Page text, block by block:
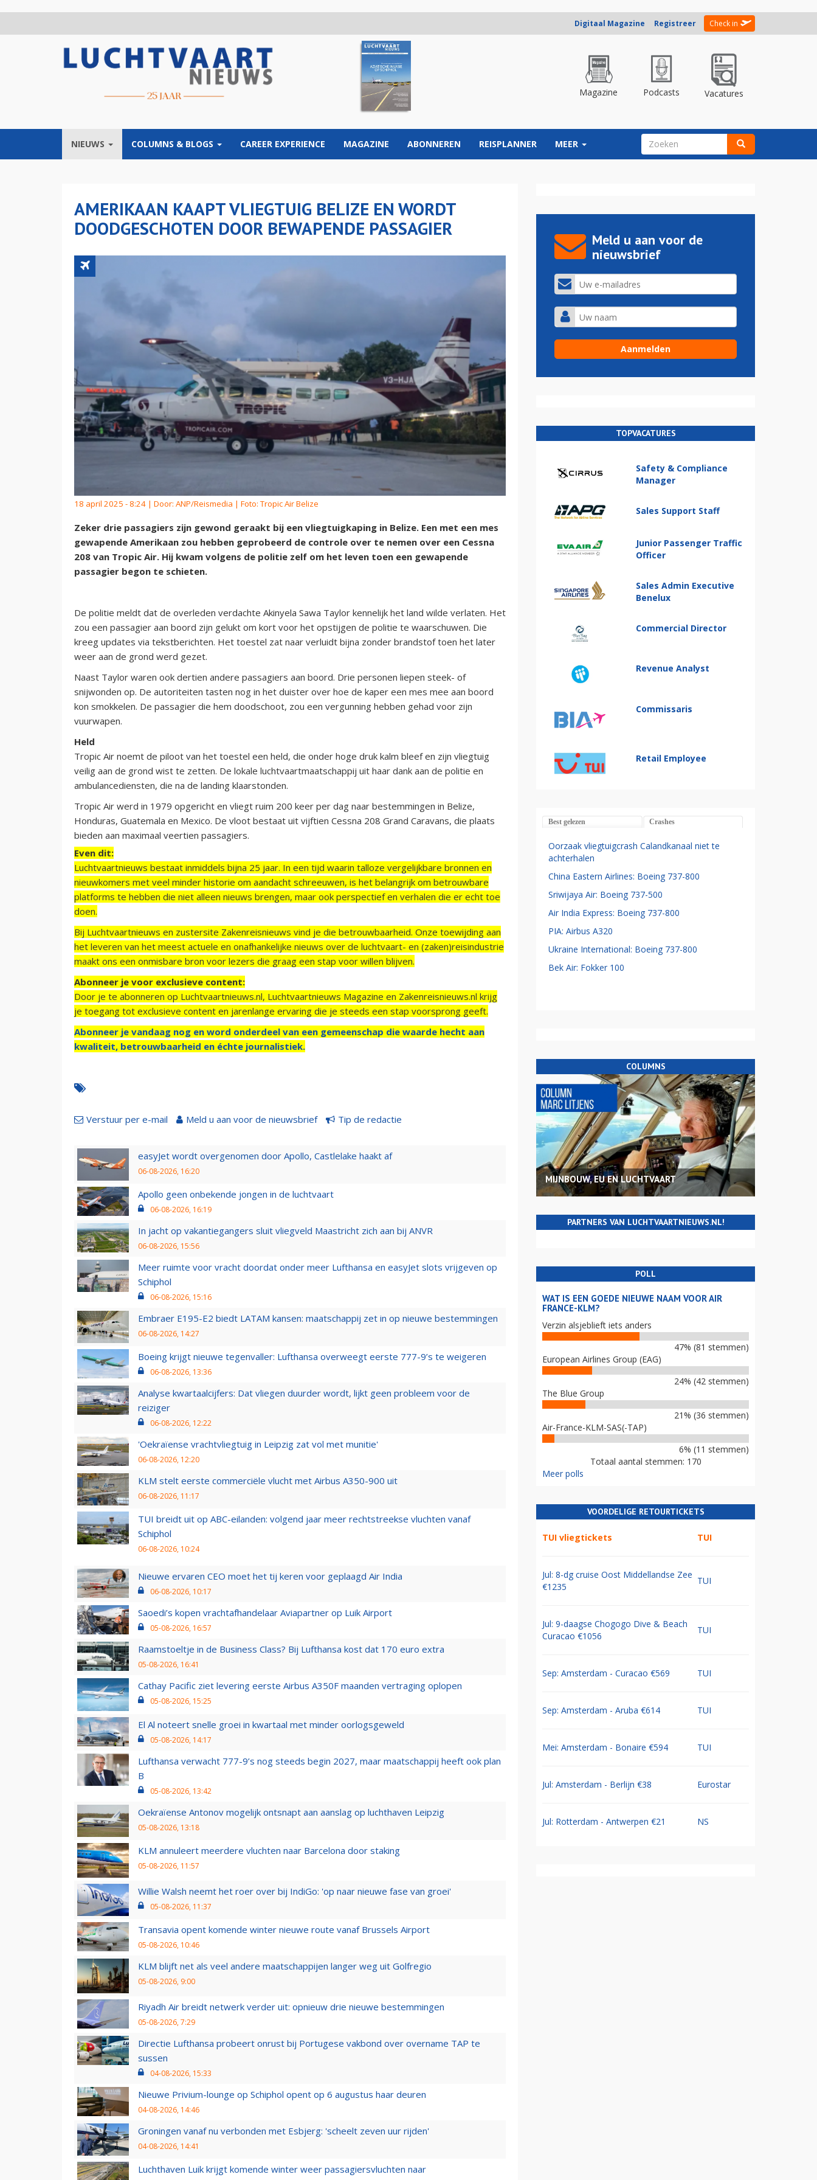
Digitaal Magazine Registreer Check in
Magazine Podcasts Vacatures
NIEUWS COLUMNS & BLOGS CAREER EXPERIENCE MAGAZINE ABONNEREN REISPLANNER MEER ZOEKVELD
AMERIKAAN KAAPT VLIEGTUIG BELIZE EN WORDT
DOODGESCHOTEN DOOR BEWAPENDE PASSAGIER
18 april 2025 - 8:24 | Door: ANP/Reismedia | Foto: Tropic Air Belize
Zeker drie passagiers zijn gewond geraakt bij een vliegtuigkaping in Belize. Een met een mes
gewapende Amerikaan zou hebben geprobeerd de controle over te nemen over een Cessna
208 van Tropic Air. Hij kwam volgens de politie zelf om het leven toen een gewapende
passagier begon te schieten.
De politie meldt dat de overleden verdachte Akinyela Sawa Taylor kennelijk het land wilde verlaten. Het
zou een passagier aan boord zijn gelukt om kort voor het opstijgen de politie te waarschuwen. Die
kreeg updates via tekstberichten. Het toestel zat naar verluidt bijna zonder brandstof toen het later
weer aan de grond werd gezet.
Naast Taylor waren ook dertien andere passagiers aan boord. Drie personen liepen steek- of
snijwonden op. De autoriteiten tasten nog in het duister over hoe de kaper een mes mee aan boord
kon smokkelen. De passagier die hem doodschoot, zou een vergunning hebben gehad voor zijn
vuurwapen.
Held
Tropic Air noemt de piloot van het toestel een held, die onder hoge druk kalm bleef en zijn vliegtuig
veilig aan de grond wist te zetten. De lokale luchtvaartmaatschappij uit haar dank aan de politie en
ambulancediensten, die na de landing klaarstonden.
Tropic Air werd in 1979 opgericht en vliegt ruim 200 keer per dag naar bestemmingen in Belize,
Honduras, Guatemala en Mexico. De vloot bestaat uit vijftien Cessna 208 Grand Caravans, die plaats
bieden aan maximaal veertien passagiers.
Even dit:
Luchtvaartnieuws bestaat inmiddels bijna 25 jaar. In een tijd waarin talloze vergelijkbare bronnen en
nieuwkomers met veel minder historie om aandacht schreeuwen, is het belangrijk om betrouwbare
platforms te hebben die niet alleen nieuws brengen, maar ook perspectief en verhalen die er echt toe
doen.
Bij Luchtvaartnieuws en zustersite Zakenreisnieuws vind je die betrouwbaarheid. Onze toewijding aan
het leveren van het meest actuele en onafhankelijke nieuws over de luchtvaart- en (zaken)reisindustrie
maakt ons een onmisbare bron voor lezers die graag een stap voor willen blijven.
Abonneer je voor exclusieve content:
Door je te abonneren op Luchtvaartnieuws.nl, Luchtvaartnieuws Magazine en Zakenreisnieuws.nl krijg
je toegang tot exclusieve content en jarenlange ervaring die je steeds een stap voorsprong geeft.
Abonneer je vandaag nog en word onderdeel van een gemeenschap die waarde hecht aan
kwaliteit, betrouwbaarheid en échte journalistiek.
Verstuur per e-mail Meld u aan voor de nieuwsbrief Tip de redactie
easyJet wordt overgenomen door Apollo, Castlelake haakt af
06-08-2026, 16:20
Apollo geen onbekende jongen in de luchtvaart
06-08-2026, 16:19
In jacht op vakantiegangers sluit vliegveld Maastricht zich aan bij ANVR
06-08-2026, 15:56
Meer ruimte voor vracht doordat onder meer Lufthansa en easyJet slots vrijgeven op
Schiphol
06-08-2026, 15:16
Embraer E195-E2 biedt LATAM kansen: maatschappij zet in op nieuwe bestemmingen
06-08-2026, 14:27
Boeing krijgt nieuwe tegenvaller: Lufthansa overweegt eerste 777-9’s te weigeren
06-08-2026, 13:36
Analyse kwartaalcijfers: Dat vliegen duurder wordt, lijkt geen probleem voor de
reiziger
06-08-2026, 12:22
'Oekraïense vrachtvliegtuig in Leipzig zat vol met munitie'
06-08-2026, 12:20
KLM stelt eerste commerciële vlucht met Airbus A350-900 uit
06-08-2026, 11:17
TUI breidt uit op ABC-eilanden: volgend jaar meer rechtstreekse vluchten vanaf
Schiphol
06-08-2026, 10:24
Nieuwe ervaren CEO moet het tij keren voor geplaagd Air India
06-08-2026, 10:17
Saoedi’s kopen vrachtafhandelaar Aviapartner op Luik Airport
05-08-2026, 16:57
Raamstoeltje in de Business Class? Bij Lufthansa kost dat 170 euro extra
05-08-2026, 16:41
Cathay Pacific ziet levering eerste Airbus A350F maanden vertraging oplopen
05-08-2026, 15:25
El Al noteert snelle groei in kwartaal met minder oorlogsgeweld
05-08-2026, 14:17
Lufthansa verwacht 777-9’s nog steeds begin 2027, maar maatschappij heeft ook plan
B
05-08-2026, 13:42
Oekraïense Antonov mogelijk ontsnapt aan aanslag op luchthaven Leipzig
05-08-2026, 13:18
KLM annuleert meerdere vluchten naar Barcelona door staking
05-08-2026, 11:57
Willie Walsh neemt het roer over bij IndiGo: 'op naar nieuwe fase van groei'
05-08-2026, 11:37
Transavia opent komende winter nieuwe route vanaf Brussels Airport
05-08-2026, 10:46
KLM blijft net als veel andere maatschappijen langer weg uit Golfregio
05-08-2026, 9:00
Riyadh Air breidt netwerk verder uit: opnieuw drie nieuwe bestemmingen
05-08-2026, 7:29
Directie Lufthansa probeert onrust bij Portugese vakbond over overname TAP te
sussen
04-08-2026, 15:33
Nieuwe Privium-lounge op Schiphol opent op 6 augustus haar deuren
04-08-2026, 14:46
Groningen vanaf nu verbonden met Esbjerg: 'scheelt zeven uur rijden'
04-08-2026, 14:41
Luchthaven Luik krijgt komende winter weer passagiersvluchten naar
Meld u aan voor de
nieuwsbrief
TOPVACATURES
Safety & Compliance
Manager
Sales Support Staff
Junior Passenger Traffic
Officer
Sales Admin Executive
Benelux
Commercial Director
Revenue Analyst
Commissaris
Retail Employee
Best gelezen Crashes
Oorzaak vliegtuigcrash Calandkanaal niet te
achterhalen
China Eastern Airlines: Boeing 737-800
Sriwijaya Air: Boeing 737-500
Air India Express: Boeing 737-800
PIA: Airbus A320
Ukraine International: Boeing 737-800
Bek Air: Fokker 100
COLUMNS
MIJNBOUW, EU EN LUCHTVAART
PARTNERS VAN LUCHTVAARTNIEUWS.NL!
POLL
WAT IS EEN GOEDE NIEUWE NAAM VOOR AIR
FRANCE-KLM?
Verzin alsjeblieft iets anders
47% (81 stemmen)
European Airlines Group (EAG)
24% (42 stemmen)
The Blue Group
21% (36 stemmen)
Air-France-KLM-SAS(-TAP)
6% (11 stemmen)
Totaal aantal stemmen: 170
Meer polls
VOORDELIGE RETOURTICKETS
TUI vliegtickets TUI
Jul: 8-dg cruise Oost Middellandse Zee
€1235
TUI
Jul: 9-daagse Chogogo Dive & Beach
Curacao €1056
TUI
Sep: Amsterdam - Curacao €569 TUI
Sep: Amsterdam - Aruba €614 TUI
Mei: Amsterdam - Bonaire €594 TUI
Jul: Amsterdam - Berlijn €38 Eurostar
Jul: Rotterdam - Antwerpen €21 NS